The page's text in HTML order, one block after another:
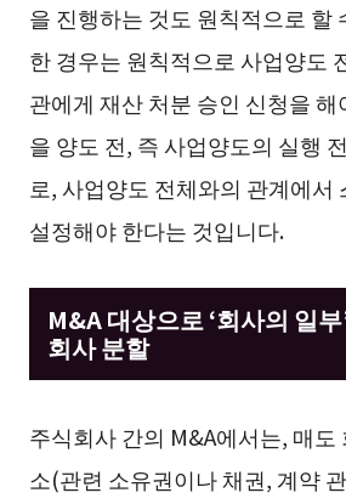
을 진행하는 것도 원칙적으로 할
한 경우는 원칙적으로 사업양도
관에게 재산 처분 승인 신청을 해
을 양도 전, 즉 사업양도의 실행
로, 사업양도 전체와의 관계에서
설정해야 한다는 것입니다.
M&A 대상으로 ‘회사의 일
회사 분할
주식회사 간의 M&A에서는, 매도
소(관련 소유권이나 채권, 계약